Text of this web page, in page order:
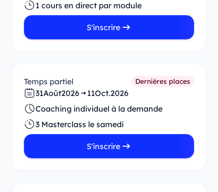
1 cours en direct par module
S'inscrire
Temps partiel Dernières places
31Août2026 11Oct.2026
Coaching individuel à la demande
3 Masterclass le samedi
S'inscrire